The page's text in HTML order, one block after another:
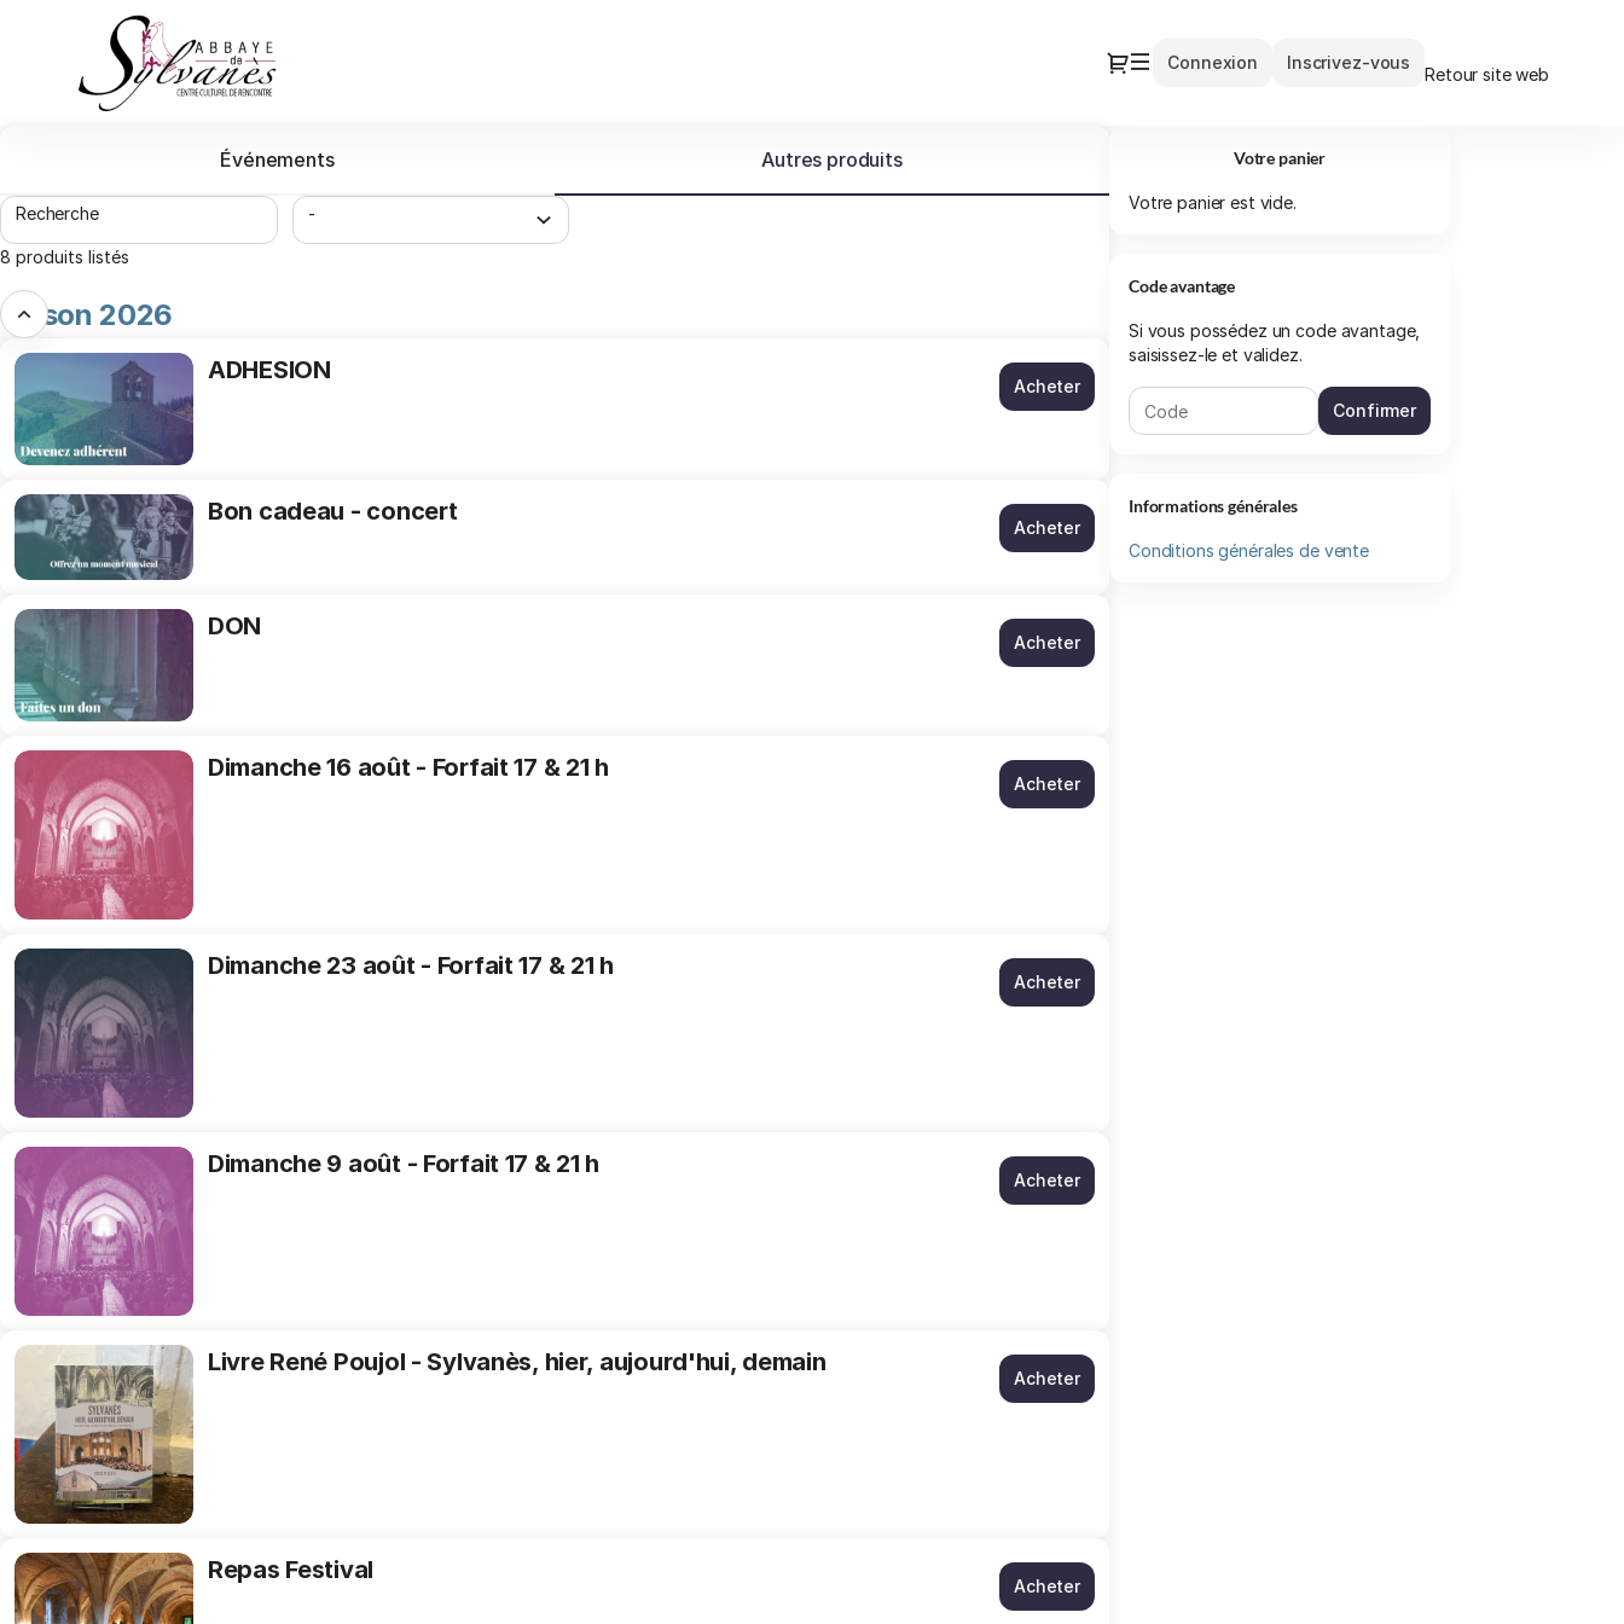
Dialogue
Connexion Inscrivez-vous
Retour site web
Événements Autres produits
Recherche -
8 produits listés
Saison 2026
ADHESION ADHESION
Acheter
Bon
cadeau
concert
Bon cadeau - concert
Acheter
DON DON
Acheter
Dimanche
16
août
-
Forfait
&
21
Dimanche 16 août - Forfait 17 & 21 h
Acheter
Dimanche
23
août
-
Forfait
&
21
Dimanche 23 août - Forfait 17 & 21 h
Acheter
Dimanche
9
août
-
Forfait
&
21
Dimanche 9 août - Forfait 17 & 21 h
Acheter
Livre
Poujol
-
Sylvanès,
hier,
aujourd'hui,
Livre René Poujol - Sylvanès, hier, aujourd'hui, demain
Acheter
Repas
Festival
Repas Festival
Acheter
Votre panier
Votre panier est vide.
Code avantage
Si vous possédez un code avantage,
saisissez-le et validez.
Confirmer
Informations générales
Conditions générales de vente